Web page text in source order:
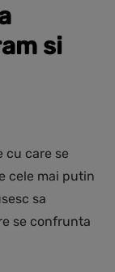
si
cu care se
cele mai putin
sa
se confrunta